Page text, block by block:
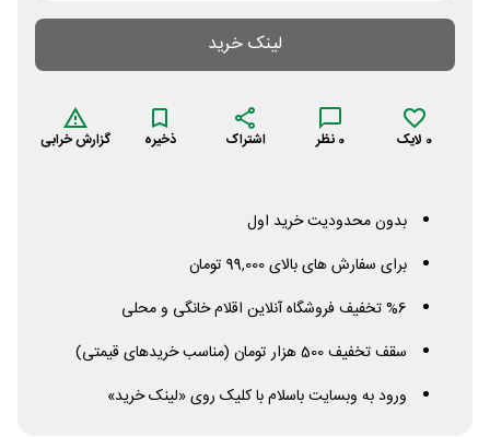
لینک خرید
0 لایک 0 نظر اشتراک ذخیره گزارش خرابی
بدون محدودیت خرید اول
برای سفارش های بالای 99,000 تومان
%6 تخفیف فروشگاه آنلاین اقلام خانگی و محلی
سقف تخفیف 500 هزار تومان (مناسب خریدهای قیمتی)
ورود به وبسایت باسلام با کلیک روی «لینک خرید»